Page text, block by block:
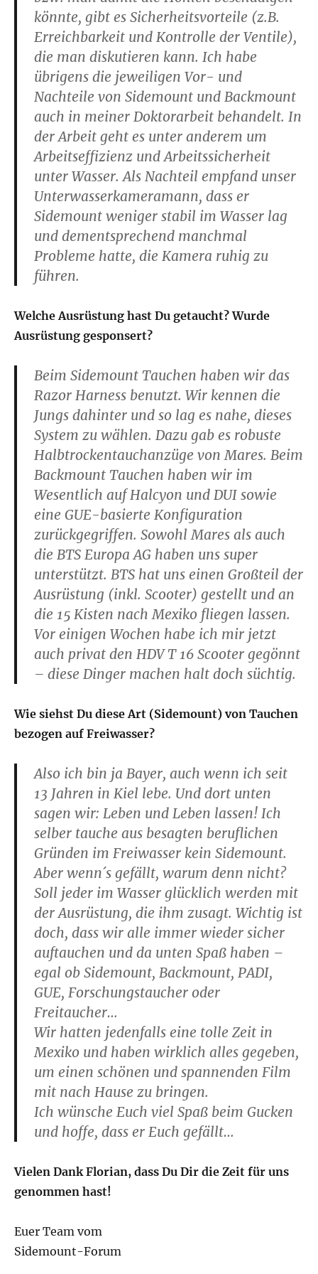
könnte, gibt es Sicherheitsvorteile (z.B.
Erreichbarkeit und Kontrolle der Ventile),
die man diskutieren kann. Ich habe
übrigens die jeweiligen Vor- und
Nachteile von Sidemount und Backmount
auch in meiner Doktorarbeit behandelt. In
der Arbeit geht es unter anderem um
Arbeitseffizienz und Arbeitssicherheit
unter Wasser. Als Nachteil empfand unser
Unterwasserkameramann, dass er
Sidemount weniger stabil im Wasser lag
und dementsprechend manchmal
Probleme hatte, die Kamera ruhig zu
führen.
Welche Ausrüstung hast Du getaucht? Wurde
Ausrüstung gesponsert?
Beim Sidemount Tauchen haben wir das
Razor Harness benutzt. Wir kennen die
Jungs dahinter und so lag es nahe, dieses
System zu wählen. Dazu gab es robuste
Halbtrockentauchanzüge von Mares. Beim
Backmount Tauchen haben wir im
Wesentlich auf Halcyon und DUI sowie
eine GUE-basierte Konfiguration
zurückgegriffen. Sowohl Mares als auch
die BTS Europa AG haben uns super
unterstützt. BTS hat uns einen Großteil der
Ausrüstung (inkl. Scooter) gestellt und an
die 15 Kisten nach Mexiko fliegen lassen.
Vor einigen Wochen habe ich mir jetzt
auch privat den HDV T 16 Scooter gegönnt
– diese Dinger machen halt doch süchtig.
Wie siehst Du diese Art (Sidemount) von Tauchen
bezogen auf Freiwasser?
Also ich bin ja Bayer, auch wenn ich seit
13 Jahren in Kiel lebe. Und dort unten
sagen wir: Leben und Leben lassen! Ich
selber tauche aus besagten beruflichen
Gründen im Freiwasser kein Sidemount.
Aber wenn´s gefällt, warum denn nicht?
Soll jeder im Wasser glücklich werden mit
der Ausrüstung, die ihm zusagt. Wichtig ist
doch, dass wir alle immer wieder sicher
auftauchen und da unten Spaß haben –
egal ob Sidemount, Backmount, PADI,
GUE, Forschungstaucher oder
Freitaucher…
Wir hatten jedenfalls eine tolle Zeit in
Mexiko und haben wirklich alles gegeben,
um einen schönen und spannenden Film
mit nach Hause zu bringen.
Ich wünsche Euch viel Spaß beim Gucken
und hoffe, dass er Euch gefällt…
Vielen Dank Florian, dass Du Dir die Zeit für uns
genommen hast!
Euer Team vom
Sidemount-Forum